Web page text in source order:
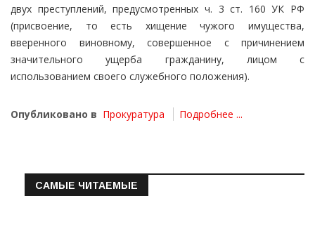
двух преступлений, предусмотренных ч. 3 ст. 160 УК РФ
(присвоение, то есть хищение чужого имущества,
вверенного виновному, совершенное с причинением
значительного ущерба гражданину, лицом с
использованием своего служебного положения).
Опубликовано в Прокуратура Подробнее ...
САМЫЕ ЧИТАЕМЫЕ